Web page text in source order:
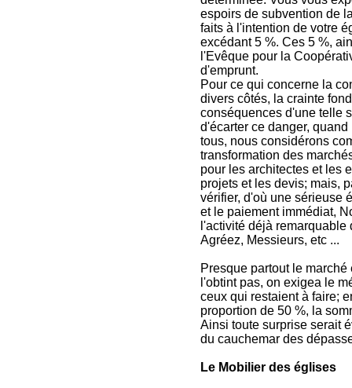
espoirs de subvention de
faits à l'intention de votre
excédant 5 %. Ces 5 %,
l'Evêque pour la
d'emprunt.
Pour ce qui concerne la
divers côtés, la crainte
conséquences d'une telle
d'écarter ce danger,
tous, nous considérons
transformation des
pour les architectes et les
projets et les devis; mais,
vérifier, d'où une sérieuse
et le paiement immédiat,
l'activité déjà
Agréez, Messieurs, etc ...
Presque partout le
l'obtint pas, on exigea le
ceux qui restaient à faire;
proportion de 50 %, la
Ainsi toute surprise serait
du cauchemar des
Le Mobilier des églises